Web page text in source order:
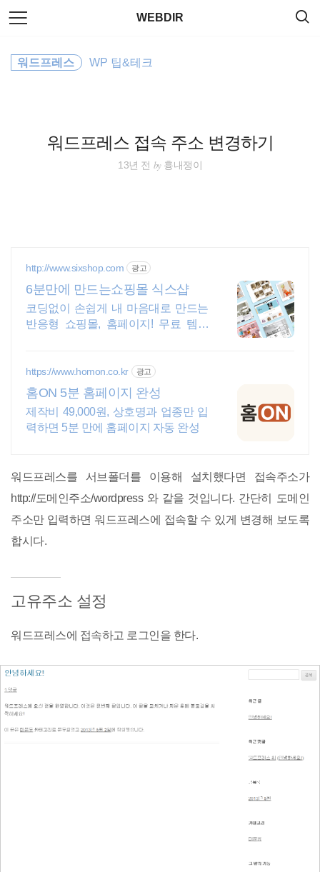
본
문
바
로
WEBDIR
워드프레스 접속 주소 변경하기
워드프레스 WP 팁&테크
13년 전 by흉내쟁이
http://www.sixshop.com 광고
6분만에 만드는쇼핑몰 식스샵
코딩없이 손쉽게 내 마음대로 만드는
반응형 쇼핑몰, 홈페이지! 무료 템플
https://www.homon.co.kr 광고
홈ON 5분 홈페이지 완성
제작비 49,000원, 상호명과 업종만 입
력하면 5분 만에 홈페이지 자동 완성
워드프레스를 서브폴더를 이용해 설치했다면 접속주소가
http://도메인주소/wordpress 와 같을 것입니다. 간단히 도메인
주소만 입력하면 워드프레스에 접속할 수 있게 변경해 보도록
합시다.
고유주소 설정
워드프레스에 접속하고 로그인을 한다.
색
property
server
sublimetext